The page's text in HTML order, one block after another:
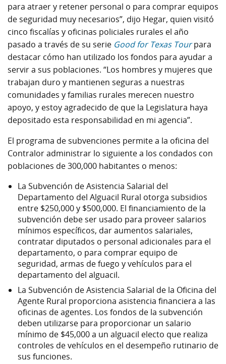
para atraer y retener personal o para comprar equipos
de seguridad muy necesarios”, dijo Hegar, quien visitó
cinco fiscalías y oficinas policiales rurales el año
pasado a través de su serie Good for Texas Tourpara
destacar cómo han utilizado los fondos para ayudar a
servir a sus poblaciones. “Los hombres y mujeres que
trabajan duro y mantienen seguras a nuestras
comunidades y familias rurales merecen nuestro
apoyo, y estoy agradecido de que la Legislatura haya
depositado esta responsabilidad en mi agencia”.
El programa de subvenciones permite a la oficina del
Contralor administrar lo siguiente a los condados con
poblaciones de 300,000 habitantes o menos:
La Subvención de Asistencia Salarial del
Departamento del Alguacil Rural otorga subsidios
entre $250,000 y $500,000. El financiamiento de la
subvención debe ser usado para proveer salarios
mínimos específicos, dar aumentos salariales,
contratar diputados o personal adicionales para el
departamento, o para comprar equipo de
seguridad, armas de fuego y vehículos para el
departamento del alguacil.
La Subvención de Asistencia Salarial de la Oficina del
Agente Rural proporciona asistencia financiera a las
oficinas de agentes. Los fondos de la subvención
deben utilizarse para proporcionar un salario
mínimo de $45,000 a un alguacil electo que realiza
controles de vehículos en el desempeño rutinario de
sus funciones.